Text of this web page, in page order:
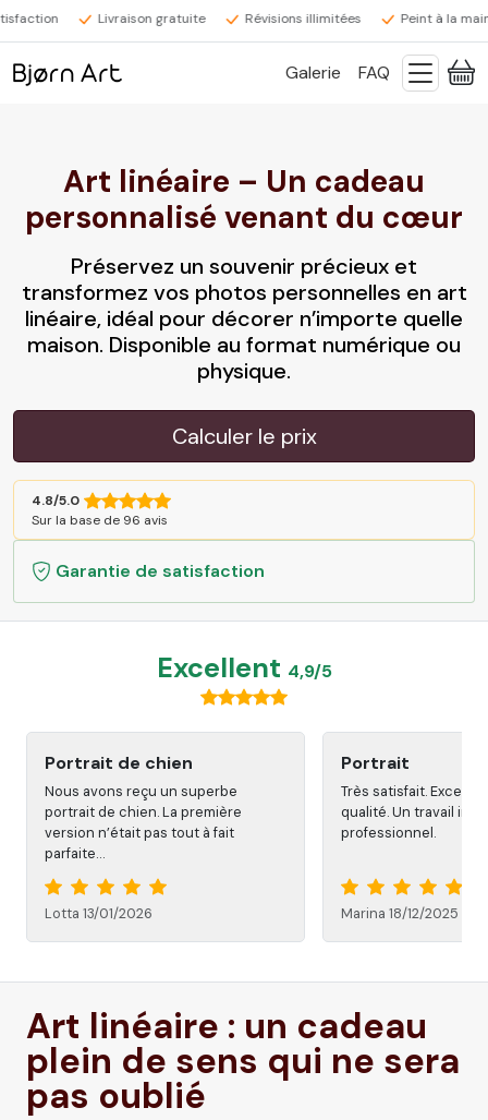
Livraison gratuite Révisions illimitées Peint à la main
Galerie FAQ
4.8/5.0
Sur la base de 96 avis
Garantie de satisfaction
Art linéaire – Un cadeau
personnalisé venant du cœur
Préservez un souvenir précieux et
transformez vos photos personnelles en art
linéaire, idéal pour décorer n’importe quelle
maison. Disponible au format numérique ou
physique.
Calculer le prix
Excellent 4,9/5
Portrait de chien
Nous avons reçu un superbe
portrait de chien. La première
version n’était pas tout à fait
parfaite…
Lotta 13/01/2026
Portrait
Très satisfait.
qualité. Un travail
professionnel.
Marina 18/12/2025
Art linéaire : un cadeau
plein de sens qui ne sera
pas oublié